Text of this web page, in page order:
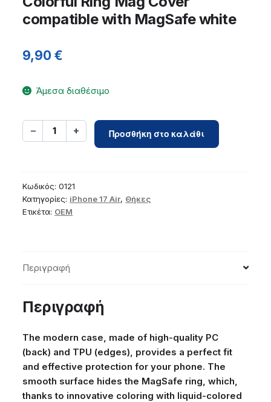
compatible with MagSafe white
9,90€
Άμεσα διαθέσιμο
− 1 +
Case
for
Drop
with
MagSafe
ποσότητα
Προσθήκη στο καλάθι
Κωδικός:0121
Κατηγορίες: iPhone 17 Air, Θήκες
Ετικέτα: OEM
Περιγραφή
Περιγραφή
The modern case, made of high-quality PC
(back) and TPU (edges), provides a perfect fit
and effective protection for your phone. The
smooth surface hides the MagSafe ring, which,
thanks to innovative coloring with liquid-colored